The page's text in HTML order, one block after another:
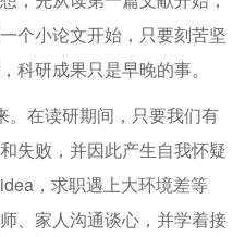
个小论文开始，只要刻苦坚
科研成果只是早晚的事。
。在读研期间，只要我们有
失败，并因此产生自我怀疑
，求职遇上大环境差等
、家人沟通谈心，并学着接